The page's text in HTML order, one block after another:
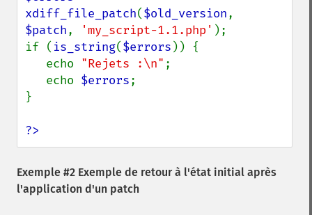
xdiff_file_patch($old_version
$patch, 'my_script-1.1.php' );
if ( is_string($errors )) {
   echo
"Rejets :\n" ;
   echo
$errors;
}
?>
Exemple #2 Exemple de retour à l'état initial après
l'application d'un patch